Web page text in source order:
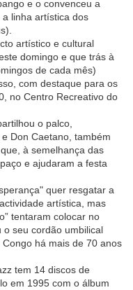
e o convenceu a
linha artística dos
artístico e cultural
domingo e que trás à
de cada mês)
com destaque para os
no Centro Recreativo do
o palco,
Don Caetano, também
à semelhança das
e ajudaram a festa
quer resgatar a
artística, mas
tentaram colocar no
o seu cordão umbilical
há mais de 70 anos
tem 14 discos de
em 1995 com o álbum